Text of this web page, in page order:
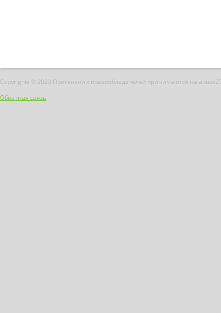
Copyrights © 2023 Претензиии правообладателей принимаются на
Обратная связь